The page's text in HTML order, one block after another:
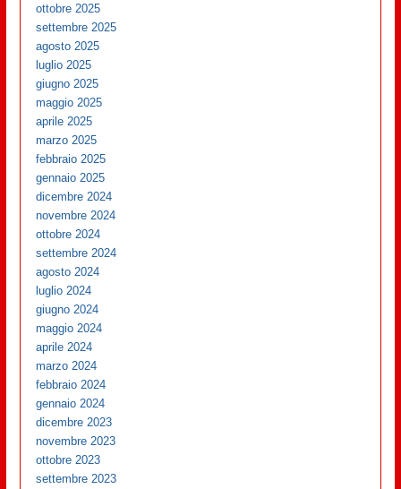
ottobre 2025
settembre 2025
agosto 2025
luglio 2025
giugno 2025
maggio 2025
aprile 2025
marzo 2025
febbraio 2025
gennaio 2025
dicembre 2024
novembre 2024
ottobre 2024
settembre 2024
agosto 2024
luglio 2024
giugno 2024
maggio 2024
aprile 2024
marzo 2024
febbraio 2024
gennaio 2024
dicembre 2023
novembre 2023
ottobre 2023
settembre 2023